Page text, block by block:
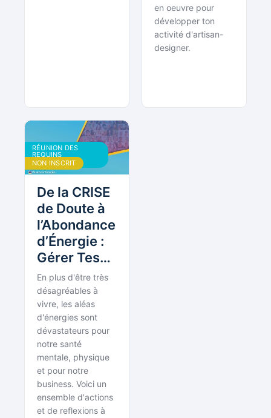
en oeuvre pour
développer ton
activité d'artisan-
designer.
RÉUNION DES
REQUINS
BOUDDHISTES
NON INSCRIT
De la CRISE
de Doute à
l’Abondance
d’Énergie :
Gérer Tes
Bas et Tes
Hauts De Ta
Vie
d’Entrepreneur
[Réunion
des Requins
#51]
En plus d'être très
désagréables à
vivre, les aléas
d'énergies sont
dévastateurs pour
notre santé
mentale, physique
et pour notre
business. Voici un
ensemble d'actions
et de reflexions à